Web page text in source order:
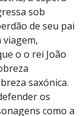
sob
de seu pai
viagem,
o o rei João
saxónica.
os
como a